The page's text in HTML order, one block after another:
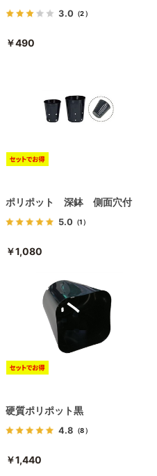
3.0 （2）
￥490
ポリポット 深鉢 側面穴付
5.0 （1）
￥1,080
硬質ポリポット黒
4.8 （8）
￥1,440